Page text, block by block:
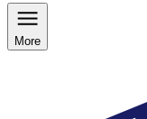
More